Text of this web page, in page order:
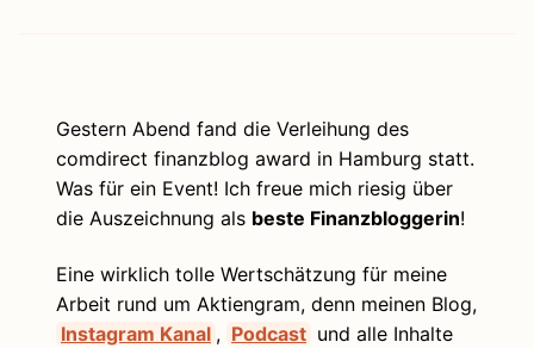
Gestern Abend fand die Verleihung des
comdirect finanzblog award in Hamburg statt.
Was für ein Event! Ich freue mich riesig über
die Auszeichnung als beste Finanzbloggerin!
Eine wirklich tolle Wertschätzung für meine
Arbeit rund um Aktiengram, denn meinen Blog,
Instagram Kanal , Podcast und alle Inhalte